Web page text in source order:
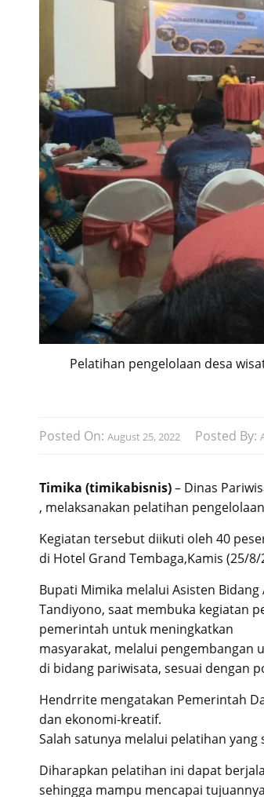
Pelatihan pengelolaan desa
Posted On: August 25, 2022 Posted By:
Timika (timikabisnis)– Dinas
, melaksanakan pelatihan
Kegiatan tersebut diikuti oleh 40
di Hotel Grand Tembaga,Kamis (25/
Bupati Mimika melalui Asisten
Tandiyono, saat membuka kegiatan
pemerintah untuk meningkatkan
masyarakat, melalui pengembangan
di bidang pariwisata, sesuai dengan
Hendrrite mengatakan Pemerintah
dan ekonomi-kreatif.
Salah satunya melalui pelatihan
Diharapkan pelatihan ini dapat
sehingga mampu mencapai